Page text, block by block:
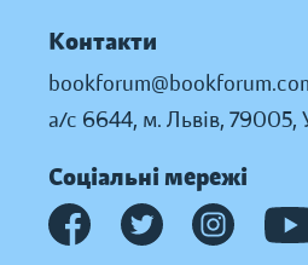
Контакти
а/с 6644, м. Львів, 79005,
Соціальні мережі